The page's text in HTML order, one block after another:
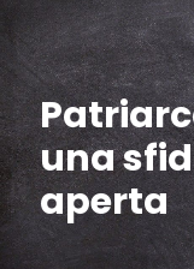
una
aperta